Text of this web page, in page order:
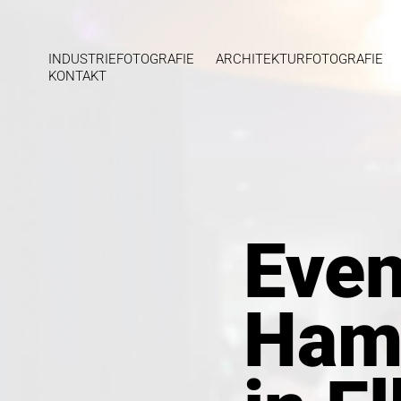
INDUSTRIEFOTOGRAFIE ARCHITEKTURFOTOGRAFIE
KONTAKT